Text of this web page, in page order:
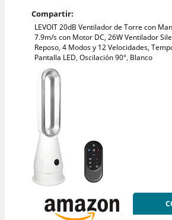
Compartir:
LEVOIT 20dB Ventilador de Torre con
7.9m/s con Motor DC, 26W Ventilador
Reposo, 4 Modos y 12 Velocidades,
Pantalla LED, Oscilación 90°, Blanco